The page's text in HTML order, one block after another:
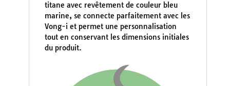
titane avec revêtement de couleur bleu
marine, se connecte parfaitement avec les
Vong-i et permet une personnalisation
tout en conservant les dimensions initiales
du produit.